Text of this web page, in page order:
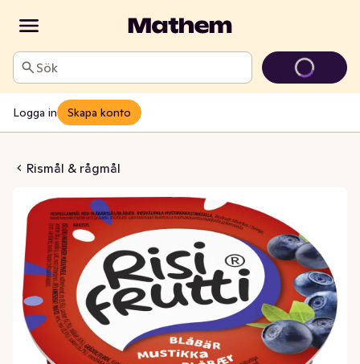
Sök
Logga in Skapa konto
Rismål & rågmål
Blåbär